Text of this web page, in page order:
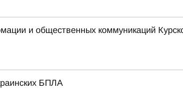
и общественных коммуникаций
БПЛА